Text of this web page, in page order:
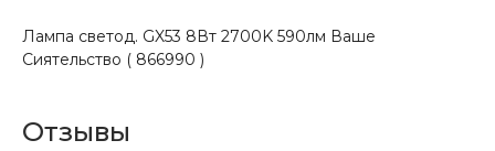
Лампа светод. GX53 8Вт 2700K 590лм Ваше
Сиятельство ( 866990 )
Отзывы